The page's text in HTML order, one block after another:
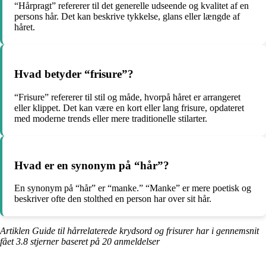
“Hårpragt” refererer til det generelle udseende og kvalitet af en
persons hår. Det kan beskrive tykkelse, glans eller længde af
håret.
Hvad betyder “frisure”?
“Frisure” refererer til stil og måde, hvorpå håret er arrangeret
eller klippet. Det kan være en kort eller lang frisure, opdateret
med moderne trends eller mere traditionelle stilarter.
Hvad er en synonym på “hår”?
En synonym på “hår” er “manke.” “Manke” er mere poetisk og
beskriver ofte den stolthed en person har over sit hår.
Artiklen Guide til hårrelaterede krydsord og frisurer har i gennemsnit
fået3.8 stjerner baseret på 20 anmeldelser